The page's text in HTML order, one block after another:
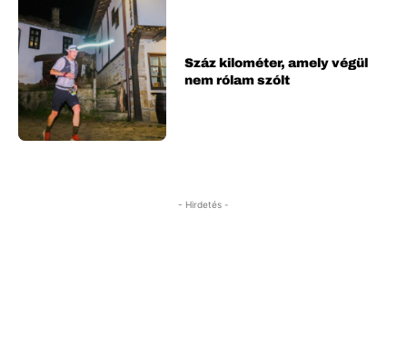
Száz kilométer, amely végül
nem rólam szólt
- Hirdetés -